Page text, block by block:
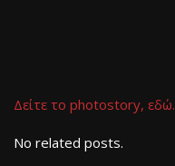
Δείτε το photostory, εδώ.
No related posts.